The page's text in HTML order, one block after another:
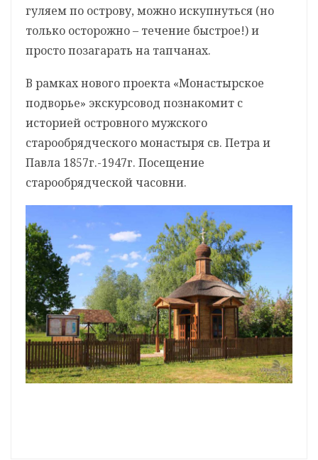
гуляем по острову, можно искупнуться (но
только осторожно – течение быстрое!) и
просто позагарать на тапчанах.
В рамках нового проекта «Монастырское
подворье» экскурсовод познакомит с
историей островного мужского
старообрядческого монастыря св. Петра и
Павла 1857г.-1947г. Посещение
старообрядческой часовни.